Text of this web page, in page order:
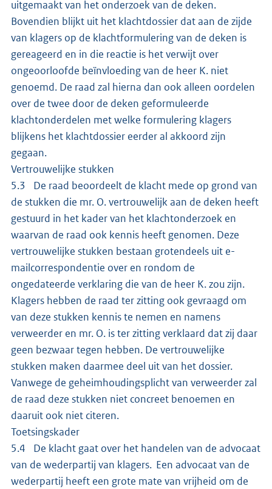
uitgemaakt van het onderzoek van de deken.
Bovendien blijkt uit het klachtdossier dat aan de zijde
van klagers op de klachtformulering van de deken is
gereageerd en in die reactie is het verwijt over
ongeoorloofde beïnvloeding van de heer K. niet
genoemd. De raad zal hierna dan ook alleen oordelen
over de twee door de deken geformuleerde
klachtonderdelen met welke formulering klagers
blijkens het klachtdossier eerder al akkoord zijn
gegaan.
Vertrouwelijke stukken
5.3 De raad beoordeelt de klacht mede op grond van
de stukken die mr. O. vertrouwelijk aan de deken heeft
gestuurd in het kader van het klachtonderzoek en
waarvan de raad ook kennis heeft genomen. Deze
vertrouwelijke stukken bestaan grotendeels uit e-
mailcorrespondentie over en rondom de
ongedateerde verklaring die van de heer K. zou zijn.
Klagers hebben de raad ter zitting ook gevraagd om
van deze stukken kennis te nemen en namens
verweerder en mr. O. is ter zitting verklaard dat zij daar
geen bezwaar tegen hebben. De vertrouwelijke
stukken maken daarmee deel uit van het dossier.
Vanwege de geheimhoudingsplicht van verweerder zal
de raad deze stukken niet concreet benoemen en
daaruit ook niet citeren.
Toetsingskader
5.4 De klacht gaat over het handelen van de advocaat
van de wederpartij van klagers. Een advocaat van de
wederpartij heeft een grote mate van vrijheid om de